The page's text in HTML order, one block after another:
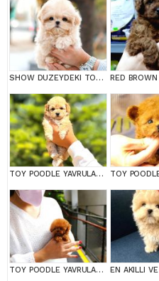
SHOW DUZEYDEKI TOY POODLE BEBEKLERIM
TOY POODLE YAVRULARIM
TOY POODLE YAVRULARIM